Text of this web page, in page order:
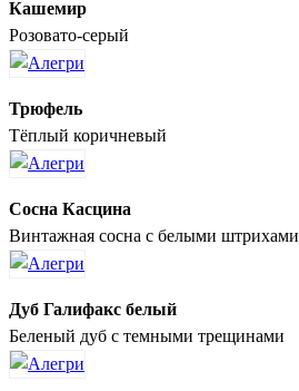
Кашемир
Розовато-серый
Трюфель
Тёплый коричневый
Сосна Касцина
Винтажная сосна с белыми штрихами
Дуб Галифакс белый
Беленый дуб с темными трещинами